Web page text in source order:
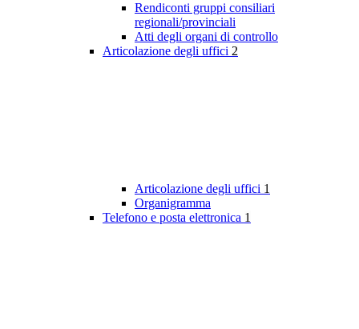
Rendiconti gruppi consiliari
regionali/provinciali
Atti degli organi di controllo
Articolazione degli uffici 2
Articolazione degli uffici 1
Organigramma
Telefono e posta elettronica 1